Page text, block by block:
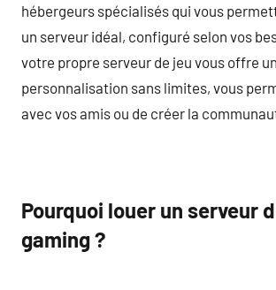
hébergeurs spécialisés qui vous
un serveur idéal, configuré selon vos
votre propre serveur de jeu vous offre
personnalisation sans limites, vous
avec vos amis ou de créer la
Pourquoi louer un serveur
gaming ?